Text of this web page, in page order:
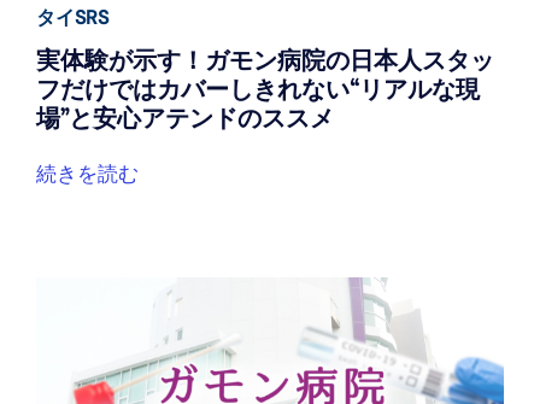
タイSRS
実体験が示す！ガモン病院の日本人スタッ
フだけではカバーしきれない“リアルな現
場”と安心アテンドのススメ
続きを読む